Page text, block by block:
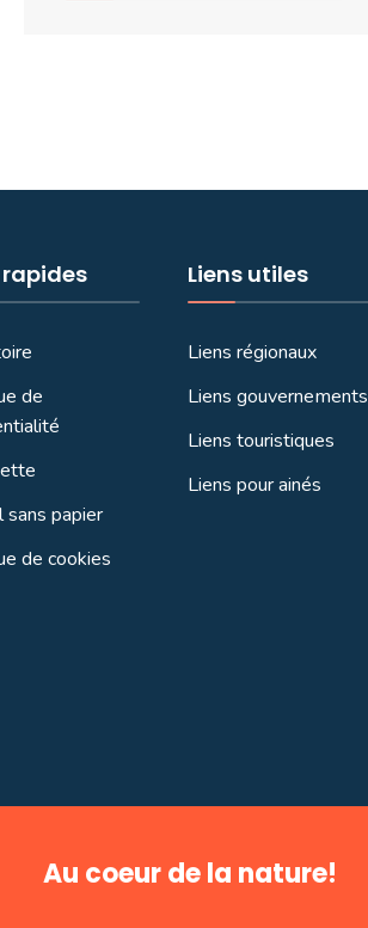
rapides
de
sans papier
de cookies
Liens utiles
Liens régionaux
Liens gouvernements
Liens touristiques
Liens pour ainés
Au coeur de la nature!